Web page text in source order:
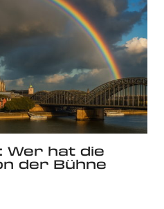
Wer hat die
der Bühne